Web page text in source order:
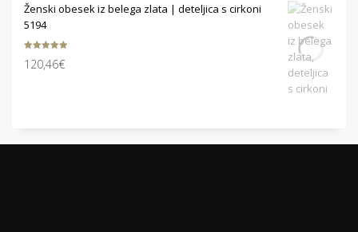
Ženski obesek iz belega zlata | deteljica s cirkoni
5194
5.00od 5
120,46€